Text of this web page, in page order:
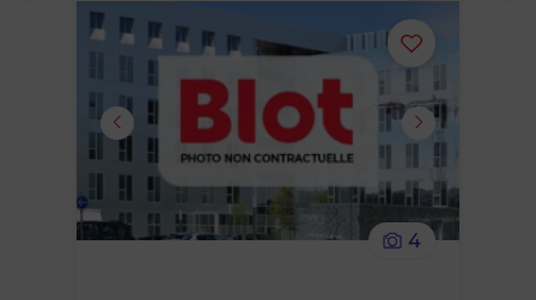
Ajouter
ou
supprimer
le
4